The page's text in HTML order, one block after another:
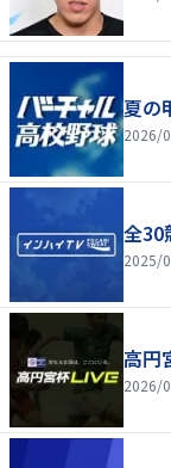
夏の
2026/
全30
2025/
高円
2026/